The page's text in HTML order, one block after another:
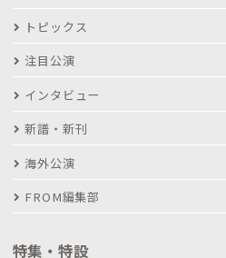
トピックス
注目公演
インタビュー
新譜・新刊
海外公演
FROM編集部
特集・特設